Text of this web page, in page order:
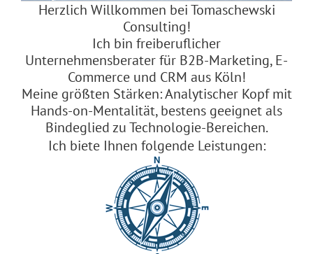
Herzlich Willkommen bei Tomaschewski
Consulting!
Ich bin freiberuflicher
Unternehmensberater für B2B-Marketing, E-
Commerce und CRM aus Köln!
Meine größten Stärken: Analytischer Kopf mit
Hands-on-Mentalität, bestens geeignet als
Bindeglied zu Technologie-Bereichen.
Ich biete Ihnen folgende Leistungen: